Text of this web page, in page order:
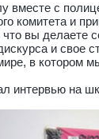
вместе с
комитета и
вы делаете
и свое
в котором
интервью на